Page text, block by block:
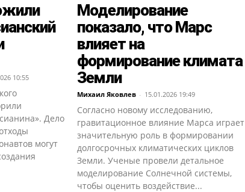
10:55
Дело
могут
Моделирование
показало, что Марс
влияет на
формирование климата
Земли
Михаил Яковлев - 15.01.2026 19:49
Согласно новому исследованию,
гравитационное влияние Марса играет
значительную роль в формировании
долгосрочных климатических циклов
Земли. Ученые провели детальное
моделирование Солнечной системы,
чтобы оценить воздействие...